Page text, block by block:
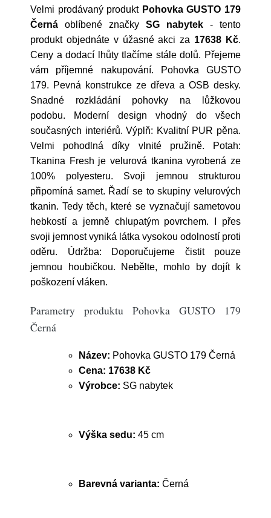
Velmi prodávaný produkt Pohovka GUSTO 179
Černá oblíbené značky SG nabytek - tento
produkt objednáte v úžasné akci za 17638 Kč.
Ceny a dodací lhůty tlačíme stále dolů. Přejeme
vám příjemné nakupování. Pohovka GUSTO
179. Pevná konstrukce ze dřeva a OSB desky.
Snadné rozkládání pohovky na lůžkovou
podobu. Moderní design vhodný do všech
současných interiérů. Výplň: Kvalitní PUR pěna.
Velmi pohodlná díky vlnité pružině. Potah:
Tkanina Fresh je velurová tkanina vyrobená ze
100% polyesteru. Svoji jemnou strukturou
připomíná samet. Řadí se to skupiny velurových
tkanin. Tedy těch, které se vyznačují sametovou
hebkostí a jemně chlupatým povrchem. I přes
svoji jemnost vyniká látka vysokou odolností proti
oděru. Údržba: Doporučujeme čistit pouze
jemnou houbičkou. Nebělte, mohlo by dojít k
poškození vláken.
Parametry produktu Pohovka GUSTO 179
Černá
Název: Pohovka GUSTO 179 Černá
Cena: 17638 Kč
Výrobce: SG nabytek
Výška sedu: 45 cm
Barevná varianta: Černá